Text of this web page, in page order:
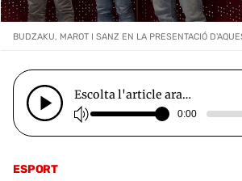
ESPORT
BUDZAKU, MAROT I SANZ EN LA PRESENTACIÓ
Escolta l'article ara…
0:00